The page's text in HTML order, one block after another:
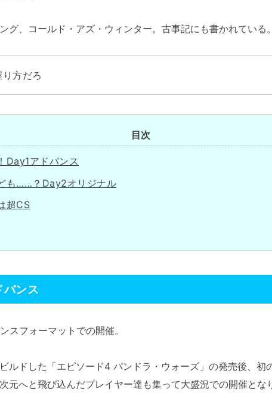
、コールド・アズ・ウィンター。古事記にも書かれている。
方だろ
目次
Day1アドバンス
も……？Day2オリジナル
超CS
バンス
フォーマットでの開催。
ルドした「エピソード4 パンドラ・ウォーズ」の発売後、初
元へと飛び込んだプレイヤー達も集って大盛況での開催とな